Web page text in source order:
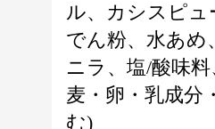
ル、カシスピュ
でん粉、水あ
ニラ、塩/酸味
麦・卵・乳成分
む)